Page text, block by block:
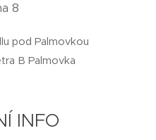
8
pod Palmovkou
B Palmovka
INFO